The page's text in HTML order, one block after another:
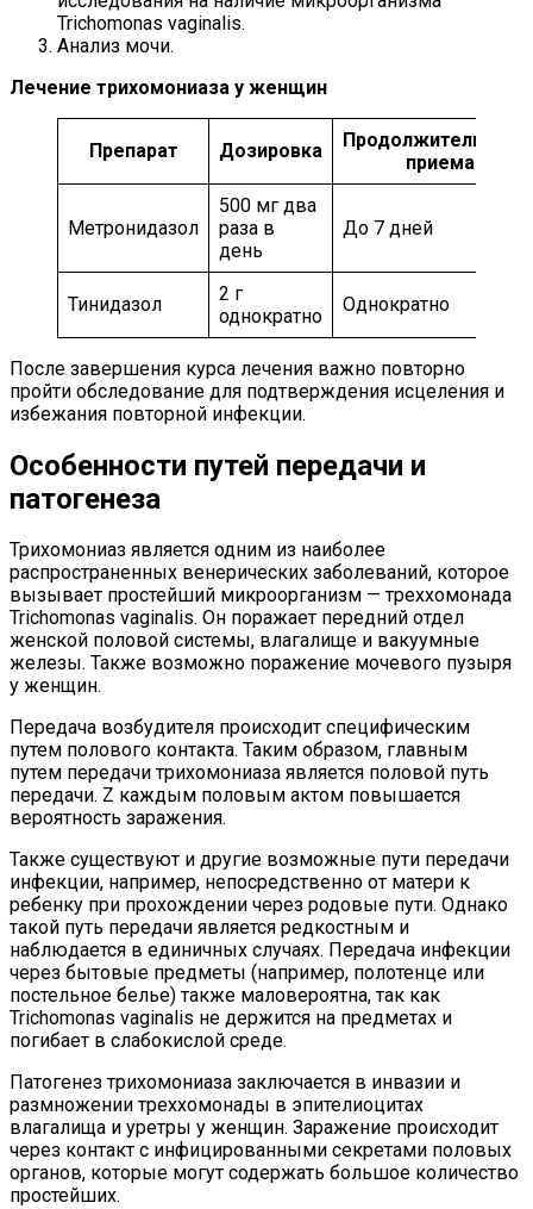
Trichomonas vaginalis.
Анализ мочи.
Лечение трихомониаза у женщин
Препарат Дозировка
приема
Метронидазол
500 мг два
раза в
день
До 7 дней
Тинидазол
2 г
однократно
Однократно
После завершения курса лечения важно повторно
пройти обследование для подтверждения исцеления и
избежания повторной инфекции.
Особенности путей передачи и
патогенеза
Трихомониаз является одним из наиболее
распространенных венерических заболеваний, которое
вызывает простейший микроорганизм — треххомонада
Trichomonas vaginalis. Он поражает передний отдел
женской половой системы, влагалище и вакуумные
железы. Также возможно поражение мочевого пузыря
у женщин.
Передача возбудителя происходит специфическим
путем полового контакта. Таким образом, главным
путем передачи трихомониаза является половой путь
передачи. Z каждым половым актом повышается
вероятность заражения.
Также существуют и другие возможные пути передачи
инфекции, например, непосредственно от матери к
ребенку при прохождении через родовые пути. Однако
такой путь передачи является редкостным и
наблюдается в единичных случаях. Передача инфекции
через бытовые предметы (например, полотенце или
постельное белье) также маловероятна, так как
Trichomonas vaginalis не держится на предметах и
погибает в слабокислой среде.
Патогенез трихомониаза заключается в инвазии и
размножении треххомонады в эпителиоцитах
влагалища и уретры у женщин. Заражение происходит
через контакт с инфицированными секретами половых
органов, которые могут содержать большое количество
простейших.